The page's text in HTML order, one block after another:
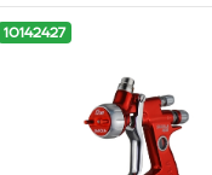
10142427